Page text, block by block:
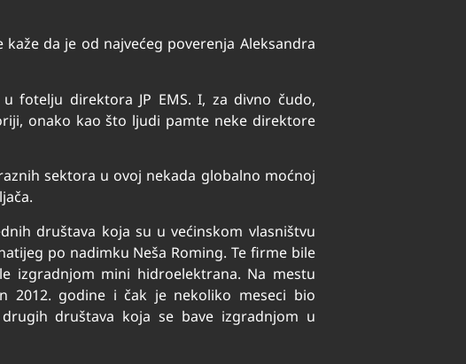
da je od najvećeg poverenja Aleksandra
fotelju direktora JP EMS. I, za divno čudo,
onako kao što ljudi pamte neke direktore
sektora u ovoj nekada globalno moćnoj
društava koja su u većinskom vlasništvu
po nadimku Neša Roming. Te firme bile
izgradnjom mini hidroelektrana. Na mestu
2012. godine i čak je nekoliko meseci bio
društava koja se bave izgradnjom u